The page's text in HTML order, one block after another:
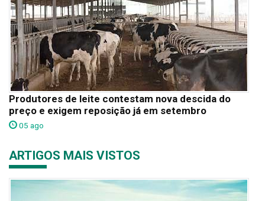
Produtores de leite contestam nova descida do
preço e exigem reposição já em setembro
05 ago
ARTIGOS MAIS VISTOS